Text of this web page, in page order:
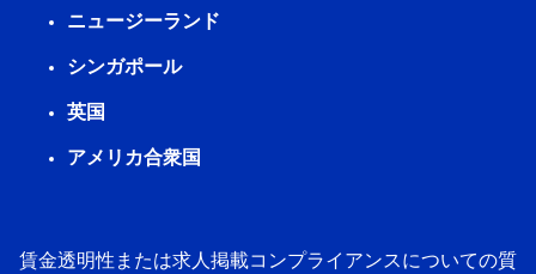
ニュージーランド
シンガポール
英国
アメリカ合衆国
賃金透明性または求人掲載コンプライアンスについての質